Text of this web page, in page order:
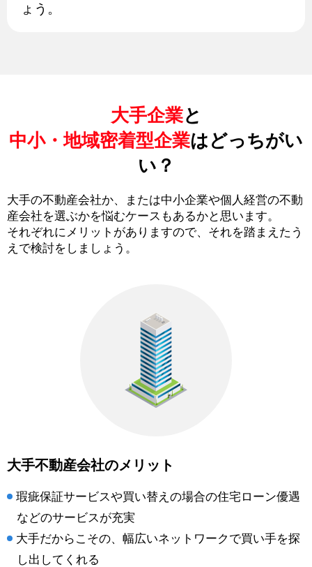
ょう。
大手企業と
中小・地域密着型企業はどっちがい
い？
大手の不動産会社か、または中小企業や個人経営の不動
産会社を選ぶかを悩むケースもあるかと思います。
それぞれにメリットがありますので、それを踏まえたう
えで検討をしましょう。
大手不動産会社のメリット
瑕疵保証サービスや買い替えの場合の住宅ローン優遇
などのサービスが充実
大手だからこその、幅広いネットワークで買い手を探
し出してくれる